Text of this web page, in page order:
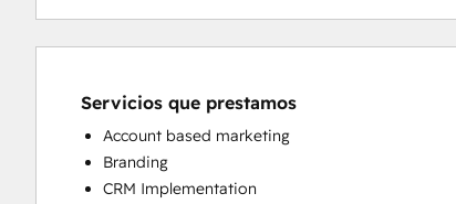
Servicios que prestamos
Account based marketing
Branding
CRM Implementation